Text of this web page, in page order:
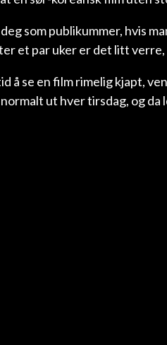
som publikummer, hvis
et par uker er det litt
å se en film rimelig kjapt,
ut hver tirsdag, og